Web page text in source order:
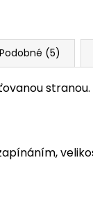
Podobné (5)